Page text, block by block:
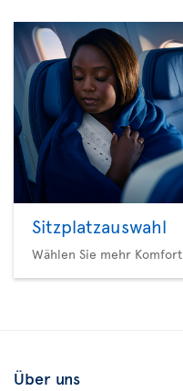
Sitzplatzauswahl
Wählen Sie mehr Komfort
Über uns